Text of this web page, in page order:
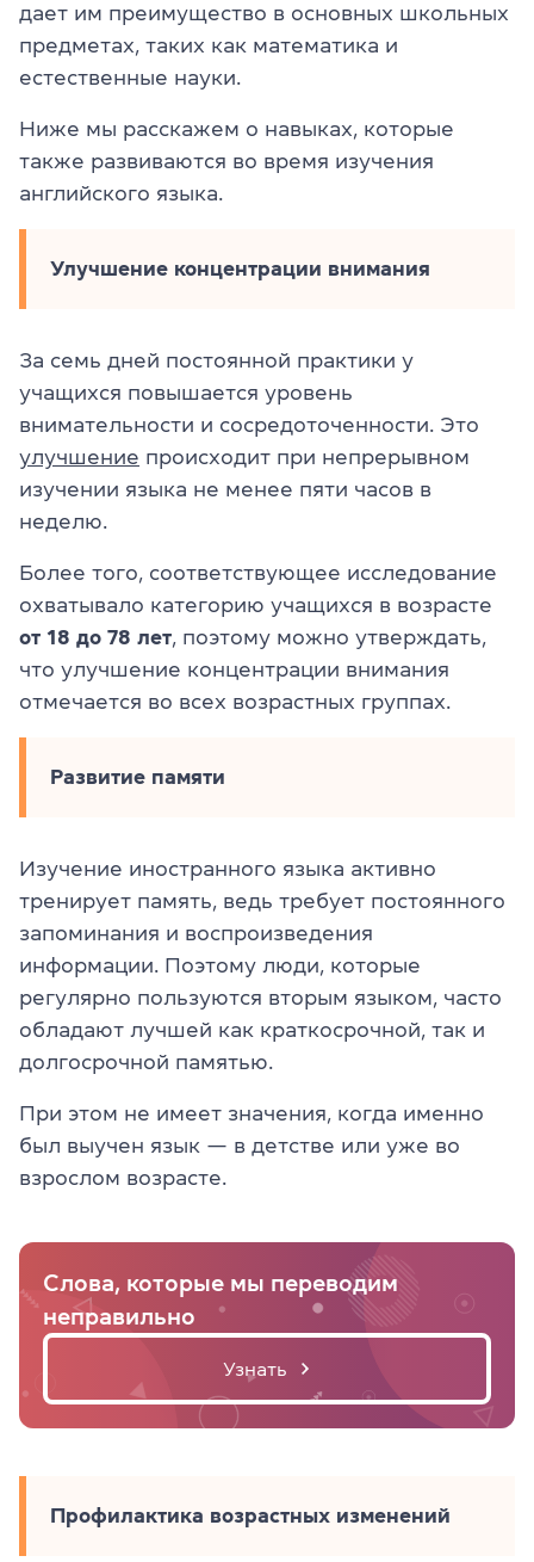
дает им преимущество в основных школьных
предметах, таких как математика и
естественные науки.
Ниже мы расскажем о навыках, которые
также развиваются во время изучения
английского языка.
Улучшение концентрации внимания
За семь дней постоянной практики у
учащихся повышается уровень
внимательности и сосредоточенности. Это
улучшение происходит при непрерывном
изучении языка не менее пяти часов в
неделю.
Более того, соответствующее исследование
охватывало категорию учащихся в возрасте
от 18 до 78 лет , поэтому можно утверждать,
что улучшение концентрации внимания
отмечается во всех возрастных группах.
Развитие памяти
Изучение иностранного языка активно
тренирует память, ведь требует постоянного
запоминания и воспроизведения
информации. Поэтому люди, которые
регулярно пользуются вторым языком, часто
обладают лучшей как краткосрочной, так и
долгосрочной памятью.
При этом не имеет значения, когда именно
был выучен язык — в детстве или уже во
взрослом возрасте.
Слова, которые мы переводим
неправильно
Узнать
Профилактика возрастных изменений